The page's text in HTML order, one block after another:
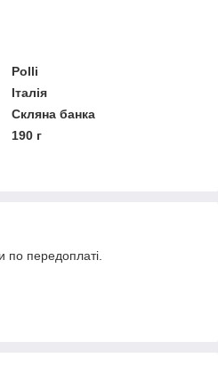
Polli
Італія
Скляна банка
190 г
по передоплаті.